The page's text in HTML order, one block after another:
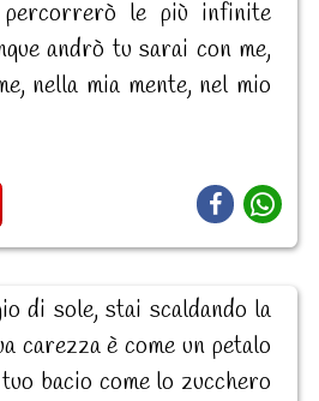
le più infinite
andrò tu sarai con me,
nella mia mente, nel mio
di sole, stai scaldando la
carezza è come un petalo
bacio come lo zucchero